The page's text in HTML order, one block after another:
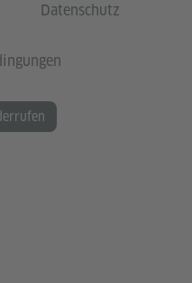
Datenschutz